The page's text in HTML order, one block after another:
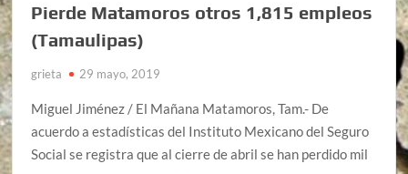
Pierde Matamoros otros 1,815 empleos
(Tamaulipas)
grieta 29 mayo, 2019
Miguel Jiménez / El Mañana Matamoros, Tam.- De
acuerdo a estadísticas del Instituto Mexicano del Seguro
Social se registra que al cierre de abril se han perdido mil